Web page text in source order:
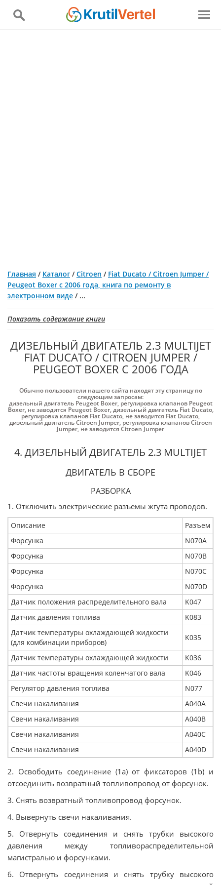
Главная / Каталог /Citroen / Fiat Ducato / Citroen Jumper /
Peugeot Boxer с 2006 года, книга по ремонту в
электронном виде / ...
Показать содержание книги
ДИЗЕЛЬНЫЙ ДВИГАТЕЛЬ 2.3 MULTIJET
FIAT DUCATO / CITROEN JUMPER /
PEUGEOT BOXER С 2006 ГОДА
Обычно пользователи нашего сайта находят эту страницу по
следующим запросам:
дизельный двигатель Peugeot Boxer, регулировка клапанов Peugeot
Boxer, не заводится Peugeot Boxer,дизельный двигатель Fiat Ducato,
регулировка клапанов Fiat Ducato, не заводится Fiat Ducato,
дизельный двигатель Citroen Jumper, регулировка клапанов Citroen
Jumper, не заводится Citroen Jumper
4. ДИЗЕЛЬНЫЙ ДВИГАТЕЛЬ 2.3 MULTIJET
ДВИГАТЕЛЬ В СБОРЕ
РАЗБОРКА
1. Отключить электрические разъемы жгута проводов.
Описание
Разъем
Форсунка
N070A
Форсунка
N070B
Форсунка
N070C
Форсунка
N070D
Датчик положения распределительного вала
K047
Датчик давления топлива
K083
Датчик температуры охлаждающей жидкости
(для комбинации приборов)
K035
Датчик температуры охлаждающей жидкости
K036
Датчик частоты вращения коленчатого вала
K046
Регулятор давления топлива
N077
Свечи накаливания
A040A
Свечи накаливания
A040В
Свечи накаливания
A040С
Свечи накаливания
A040D
2. Освободить соединение (1a) от фиксаторов (1b) и
отсоединить возвратный топливопровод от форсунок.
3. Снять возвратный топливопровод форсунок.
4. Вывернуть свечи накаливания.
5. Отвернуть соединения и снять трубки высокого
давления между топливораспределительной
магистралью и форсунками.
6. Отвернуть соединения и снять трубку высокого